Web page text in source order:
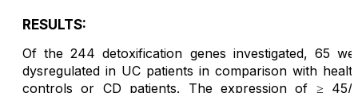
RESULTS:
Of the 244 detoxification genes investigated, 65
dysregulated in UC patients in comparison with
controls or CD patients. The expression of ≥ 45/